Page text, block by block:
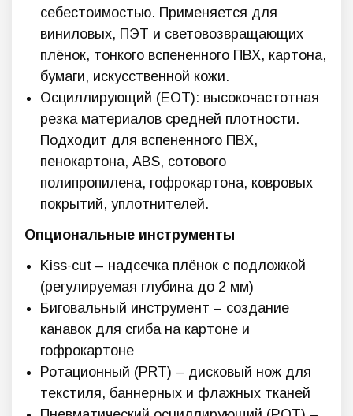
себестоимостью. Применяется для
виниловых, ПЭТ и световозвращающих
плёнок, тонкого вспененного ПВХ, картона,
бумаги, искусственной кожи.
Осциллирующий (EOT): высокочастотная
резка материалов средней плотности.
Подходит для вспененного ПВХ,
пенокартона, ABS, сотового
полипропилена, гофрокартона, ковровых
покрытий, уплотнителей.
Опциональные инструменты
Kiss-cut – надсечка плёнок с подложкой
(регулируемая глубина до 2 мм)
Биговальный инструмент – создание
канавок для сгиба на картоне и
гофрокартоне
Ротационный (PRT) – дисковый нож для
текстиля, баннерных и флажных тканей